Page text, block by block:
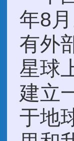
年8
有外
星球
建立
于地